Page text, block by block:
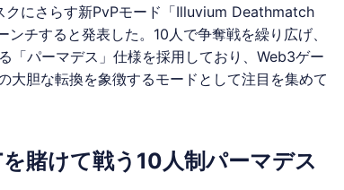
にさらす新PvPモード「Illuvium Deathmatch
チすると発表した。10人で争奪戦を繰り広げ、
「パーマデス」仕様を採用しており、Web3ゲー
胆な転換を象徴するモードとして注目を集めて
けて戦う10人制パーマデス